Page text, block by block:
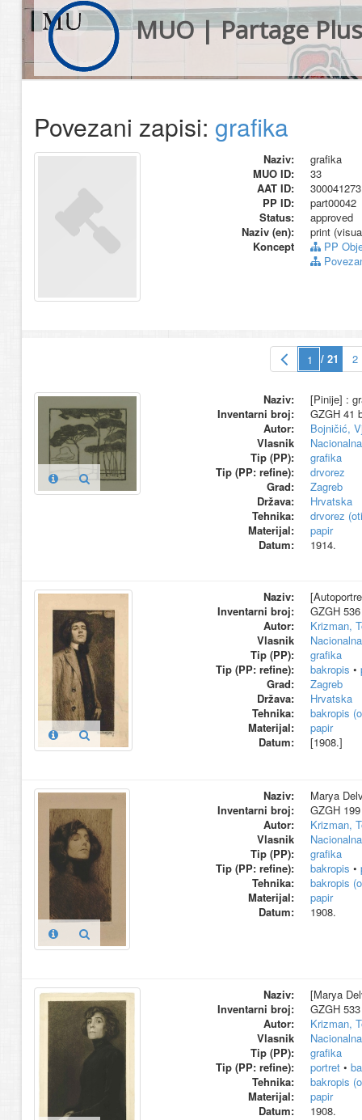
MUO | Partage Plus
Povezani zapisi: grafika
Naziv:
grafika
MUO ID:
33
AAT ID:
300041273
PP ID:
part00042
Status:
approved
Naziv (en):
print
Koncept
PP
/ 21 2
Naziv:
[Pinije] :
Inventarni broj:
GZGH 41
Autor:
Bojničić,
Vlasnik
Tip (PP):
grafika
Tip (PP: refine):
drvorez
Grad:
Zagreb
Država:
Hrvatska
Tehnika:
drvorez
Materijal:
papir
Datum:
1914.
Naziv:
Inventarni broj:
GZGH
Autor:
Krizman,
Vlasnik
Tip (PP):
grafika
Tip (PP: refine):
bakropis •
Grad:
Zagreb
Država:
Hrvatska
Tehnika:
bakropis
Materijal:
papir
Datum:
[1908.]
Naziv:
Marya
Inventarni broj:
GZGH
Autor:
Krizman,
Vlasnik
Tip (PP):
grafika
Tip (PP: refine):
bakropis •
Tehnika:
bakropis
Materijal:
papir
Datum:
1908.
Naziv:
[Marya
Inventarni broj:
GZGH
Autor:
Krizman,
Vlasnik
Tip (PP):
grafika
Tip (PP: refine):
portret•
Tehnika:
bakropis
Materijal:
papir
Datum:
1908.